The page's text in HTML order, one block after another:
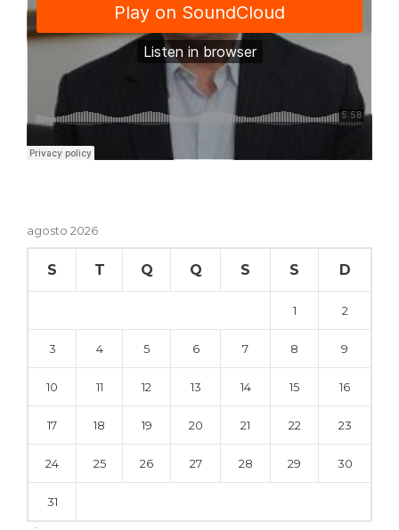
agosto 2026
S T Q Q S S D
1 2
3 4 5 6 7 8 9
10 11 12 13 14 15 16
17 18 19 20 21 22 23
24 25 26 27 28 29 30
31